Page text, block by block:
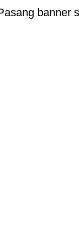
banner